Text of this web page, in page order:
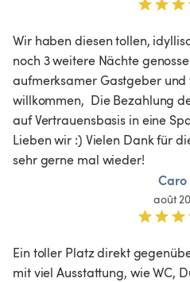
Wir haben diesen tollen,
noch 3 weitere Nächte
aufmerksamer Gastgeber und
willkommen,  Die Bezahlung
auf Vertrauensbasis in eine
Lieben wir :) Vielen Dank für
sehr gerne mal wieder!
Caro
août
Ein toller Platz direkt
mit viel Ausstattung, wie WC,